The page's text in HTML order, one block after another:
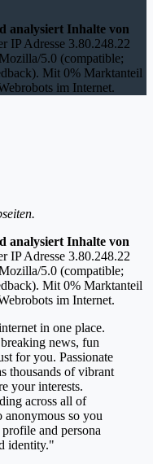
analysiert Inhalte von
IP Adresse 3.80.248.22
5.0 (compatible;
Mit 0% Marktanteil
im Internet.
analysiert Inhalte von
IP Adresse 3.80.248.22
5.0 (compatible;
Mit 0% Marktanteil
im Internet.
in one place.
news, fun
for you. Passionate
thousands of vibrant
your interests.
across all of
anonymous so you
and persona
identity."